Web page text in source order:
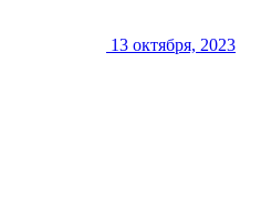
13 октября, 2023